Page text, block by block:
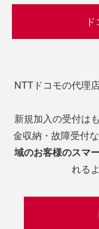
NTTドコモの代理店
新規加入の受付は
金収納・故障受付
域のお客様のスマ
れる